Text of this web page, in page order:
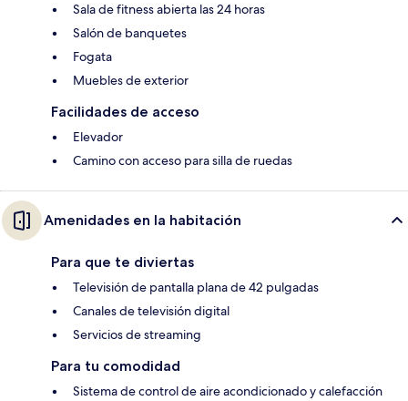
Sala de fitness abierta las 24 horas
Salón de banquetes
Fogata
Muebles de exterior
Facilidades de acceso
Elevador
Camino con acceso para silla de ruedas
Amenidades en la habitación
Para que te diviertas
Televisión de pantalla plana de 42 pulgadas
Canales de televisión digital
Servicios de streaming
Para tu comodidad
Sistema de control de aire acondicionado y calefacción